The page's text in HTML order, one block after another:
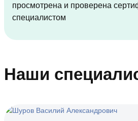
просмотрена и проверена
специалистом
Наши